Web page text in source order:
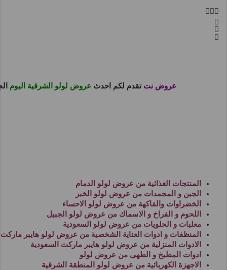
عروض نت تقدم لكم احدث عروض لولو الشرقية اليوم
المنتجات الغذائية من عروض لولو الدمام
الجبن و المجمدات من عروض لولو الخبر
الخضراوات والفاكهة من عروض لولو الاحساء
اللحوم و الفراخ و الاسماك من عروض لولو الجبيل
معلبات و الحلويات من عروض لولو السعودية
المنظفات و ادوات العناية الشخصية من عروض لولو هايبر ماركت
الادوات المنزلية من عروض لولو هايبر ماركت السعودية
ادوات المطبخ و الطهى من عروض لولو
الاجهزة الكهربائية من عروض لولو المنطقة الشرقية